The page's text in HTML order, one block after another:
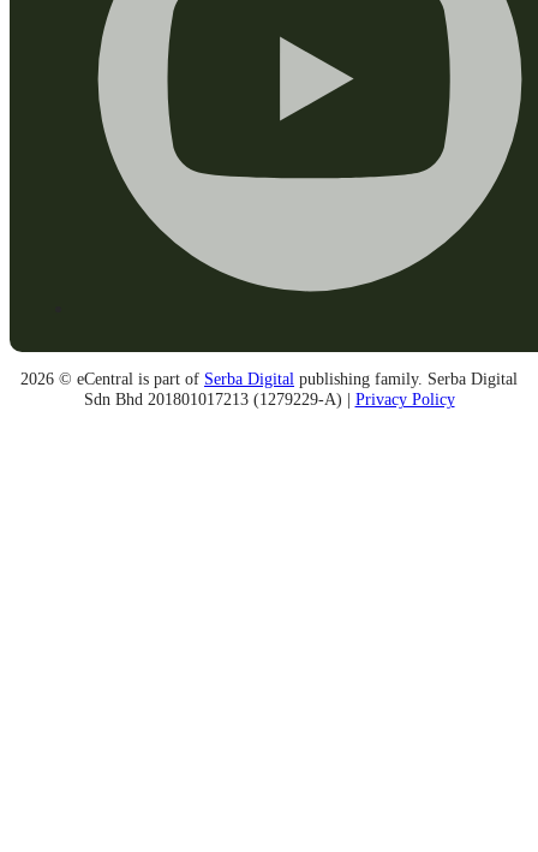
2026 © eCentral is part of Serba Digital publishing family. Serba Digital
Sdn Bhd 201801017213 (1279229-A) | Privacy Policy